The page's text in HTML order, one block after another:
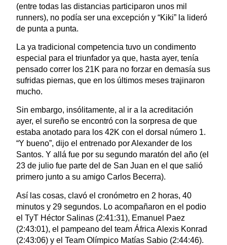
(entre todas las distancias participaron unos mil
runners), no podía ser una excepción y “Kiki” la lideró
de punta a punta.
La ya tradicional competencia tuvo un condimento
especial para el triunfador ya que, hasta ayer, tenía
pensado correr los 21K para no forzar en demasía sus
sufridas piernas, que en los últimos meses trajinaron
mucho.
Sin embargo, insólitamente, al ir a la acreditación
ayer, el sureño se encontró con la sorpresa de que
estaba anotado para los 42K con el dorsal número 1.
“Y bueno”, dijo el entrenado por Alexander de los
Santos. Y allá fue por su segundo maratón del año (el
23 de julio fue parte del de San Juan en el que salió
primero junto a su amigo Carlos Becerra).
Así las cosas, clavó el cronómetro en 2 horas, 40
minutos y 29 segundos. Lo acompañaron en el podio
el TyT Héctor Salinas (2:41:31), Emanuel Paez
(2:43:01), el pampeano del team África Alexis Konrad
(2:43:06) y el Team Olímpico Matías Sabio (2:44:46).